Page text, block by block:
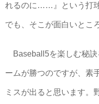
れるのに……』という打
でも、そこが面白いとこ
Baseball5を楽しむ秘訣
ームが勝つのですが、素
ミスが出ると思います。